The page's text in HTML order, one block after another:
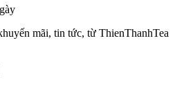
mãi, tin tức, từ ThienThanhTea